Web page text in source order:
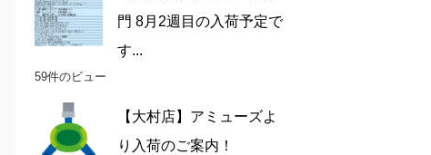
門 8月2週目の入荷予定で
す...
59件のビュー
【大村店】アミューズよ
り入荷のご案内！